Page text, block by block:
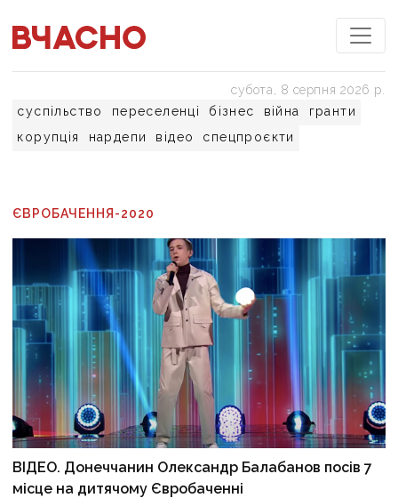
суспільство переселенці бізнес війна
гранти
корупція
нардепи відео спецпроєкти
субота, 8 серпня 2026 р.
ЄВРОБАЧЕННЯ-2020
ВІДЕО. Донеччанин Олександр Балабанов посів 7
місце на дитячому Євробаченні